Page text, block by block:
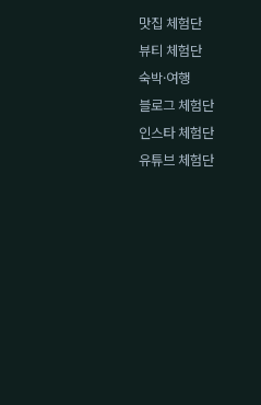
맛집 체험단
뷰티 체험단
숙박·여행
블로그 체험단
인스타 체험단
유튜브 체험단